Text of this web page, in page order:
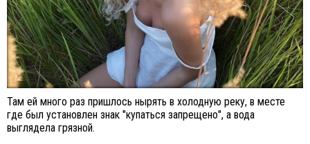
Там ей много раз пришлось нырять в холодную реку, в месте
где был установлен знак "купаться запрещено", а вода
выглядела грязной.